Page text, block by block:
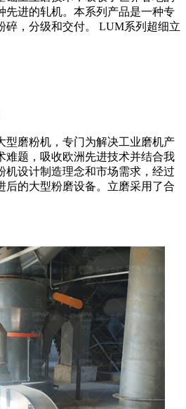
先进的轧机。本系列产品是一种专
碎，分级和交付。 LUM系列超细立
型磨粉机，专门为解决工业磨机产
难题，吸收欧洲先进技术并结合我
机设计制造理念和市场需求，经过
后的大型粉磨设备。立磨采用了合